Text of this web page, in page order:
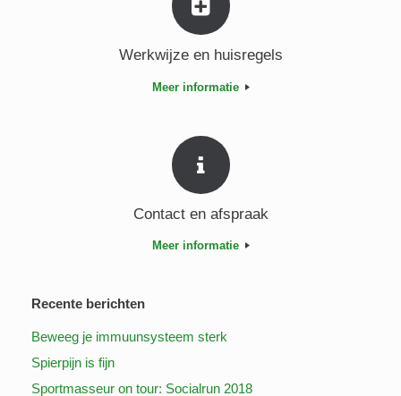
Werkwijze en huisregels
Meer informatie
Contact en afspraak
Meer informatie
Recente berichten
Beweeg je immuunsysteem sterk
Spierpijn is fijn
Sportmasseur on tour: Socialrun 2018